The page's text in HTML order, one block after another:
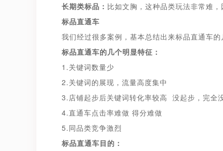
长期类标品： 比如文胸，这种品类玩法非常难
标品直通车
我们经过很多案例，基本总结出来标品直通车
标品直通车的几个明显特征：
1.关键词数量少
2.关键词的展现，流量高度集中
3.店铺起步后关键词转化率较高 没起步，完全
4.直通车点击率难做 得分难做
5.同品类竞争激烈
标品直通车目的：